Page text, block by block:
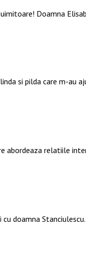
Doamna
si pilda care m-au
abordeaza relatiile
doamna